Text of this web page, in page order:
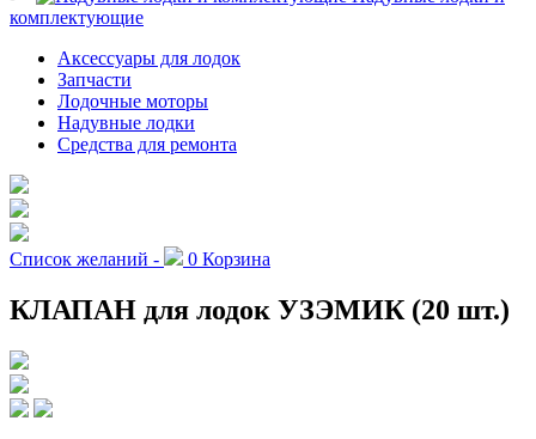
комплектующие
Аксессуары для лодок
Запчасти
Лодочные моторы
Надувные лодки
Средства для ремонта
Список желаний - 0 Корзина
КЛАПАН для лодок УЗЭМИК (20 шт.)